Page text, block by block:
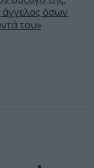
όσων
του»